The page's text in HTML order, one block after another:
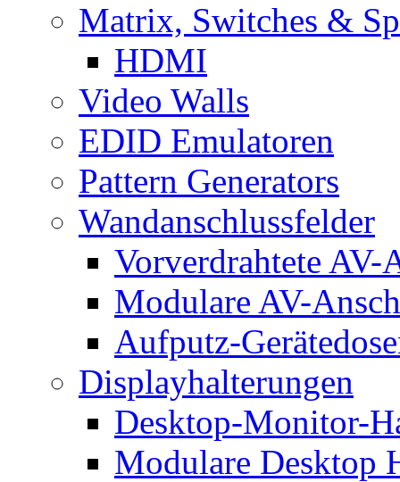
Matrix, Switches &
HDMI
Video Walls
EDID Emulatoren
Pattern Generators
Wandanschlussfelder
Vorverdrahtete AV-
Modulare AV-
Aufputz-
Displayhalterungen
Desktop-Monitor-
Modulare Desktop